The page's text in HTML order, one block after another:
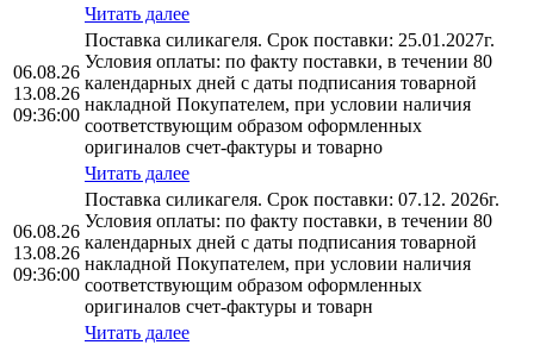
Читать далее
06.08.26
13.08.26
09:36:00
Поставка силикагеля. Срок поставки: 25.01.2027г.
Условия оплаты: по факту поставки, в течении 80
календарных дней с даты подписания товарной
накладной Покупателем, при условии наличия
соответствующим образом оформленных
оригиналов счет-фактуры и товарно
Читать далее
06.08.26
13.08.26
09:36:00
Поставка силикагеля. Срок поставки: 07.12. 2026г.
Условия оплаты: по факту поставки, в течении 80
календарных дней с даты подписания товарной
накладной Покупателем, при условии наличия
соответствующим образом оформленных
оригиналов счет-фактуры и товарн
Читать далее